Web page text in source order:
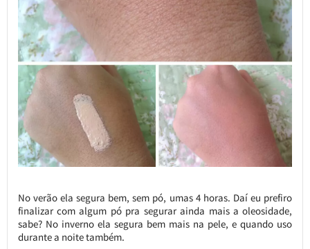
No verão ela segura bem, sem pó, umas 4 horas. Daí eu prefiro
finalizar com algum pó pra segurar ainda mais a oleosidade,
sabe? No inverno ela segura bem mais na pele, e quando uso
durante a noite também.